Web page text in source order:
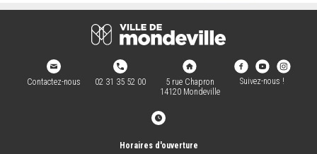
Contactez-nous 02 31 35 52 00
5 rue Chapron
14120 Mondeville
Suivez-nous !
Horaires d'ouverture